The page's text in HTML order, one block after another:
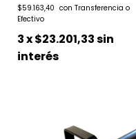
$59.163,40
3x$23.201,33sin
interés